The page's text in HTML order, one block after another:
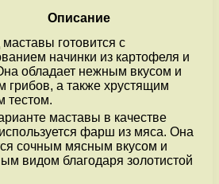
Описание
готовится с
начинки из картофеля и
обладает нежным вкусом и
грибов, а также хрустящим
тестом.
маставы в качестве
фарш из мяса. Она
сочным мясным вкусом и
видом благодаря золотистой